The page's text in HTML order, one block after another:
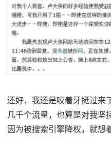
还好，我还是咬着牙挺过来
几千个流量，也算是对我坚
因为被搜索引擎降权，就想